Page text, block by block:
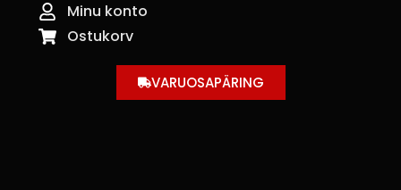
Minu konto
Ostukorv
VARUOSAPÄRING